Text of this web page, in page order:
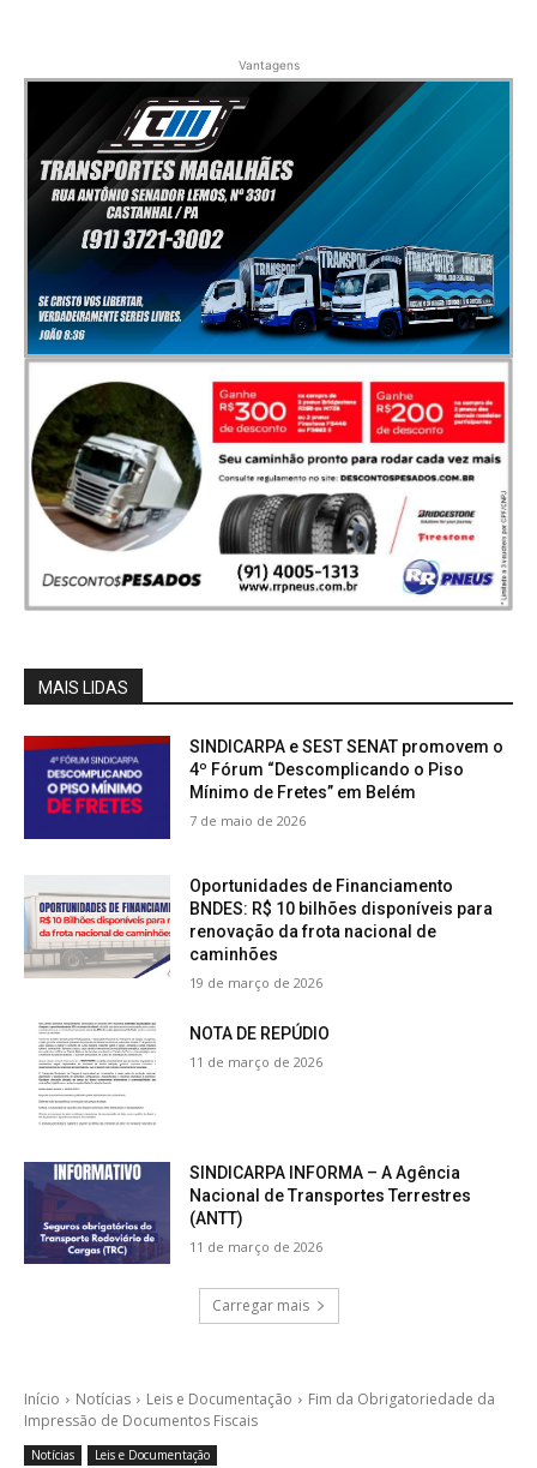
Vantagens
MAIS LIDAS
SINDICARPA e SEST SENAT promovem o
4º Fórum “Descomplicando o Piso
Mínimo de Fretes” em Belém
7 de maio de 2026
Oportunidades de Financiamento
BNDES: R$ 10 bilhões disponíveis para
renovação da frota nacional de
caminhões
19 de março de 2026
NOTA DE REPÚDIO
11 de março de 2026
SINDICARPA INFORMA – A Agência
Nacional de Transportes Terrestres
(ANTT)
11 de março de 2026
Carregar mais